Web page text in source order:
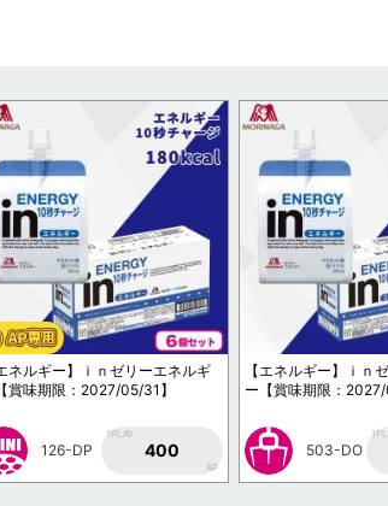
ネルギー】ｉｎゼリーエネルギ
賞味期限：2027/05/31】
126-DP
1PLAY
400
AP
【エネルギー】ｉｎ
ー【賞味期限：2027/
503-DO